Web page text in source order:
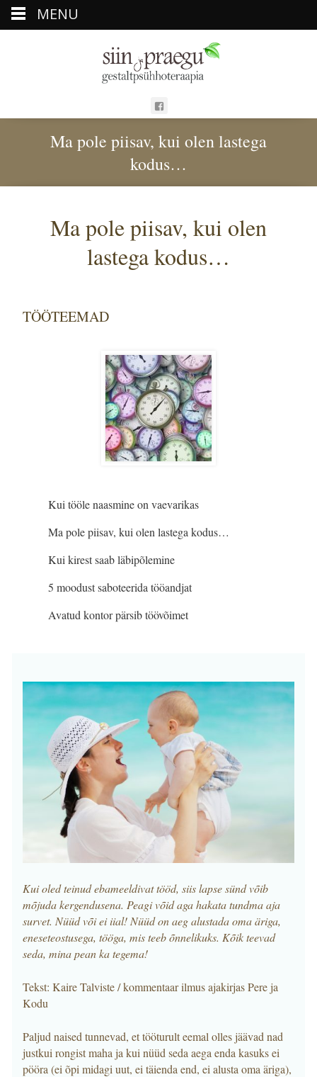
Ma pole piisav, kui olen lastega
kodus…
Ma pole piisav, kui olen
lastega kodus…
TÖÖTEEMAD
Kui tööle naasmine on vaevarikas
Ma pole piisav, kui olen lastega kodus…
Kui kirest saab läbipõlemine
5 moodust saboteerida tööandjat
Avatud kontor pärsib töövõimet
Kui oled teinud ebameeldivat tööd, siis lapse sünd võib
mõjuda kergendusena. Peagi võid aga hakata tundma aja
survet. Nüüd või ei iial! Nüüd on aeg alustada oma äriga,
eneseteostusega, tööga, mis teeb õnnelikuks. Kõik teevad
seda, mina pean ka tegema!
Tekst: Kaire Talviste / kommentaar ilmus ajakirjas Pere ja
Kodu
Paljud naised tunnevad, et tööturult eemal olles jäävad nad
justkui rongist maha ja kui nüüd seda aega enda kasuks ei
pööra (ei õpi midagi uut, ei täienda end, ei alusta oma äriga),
MENU